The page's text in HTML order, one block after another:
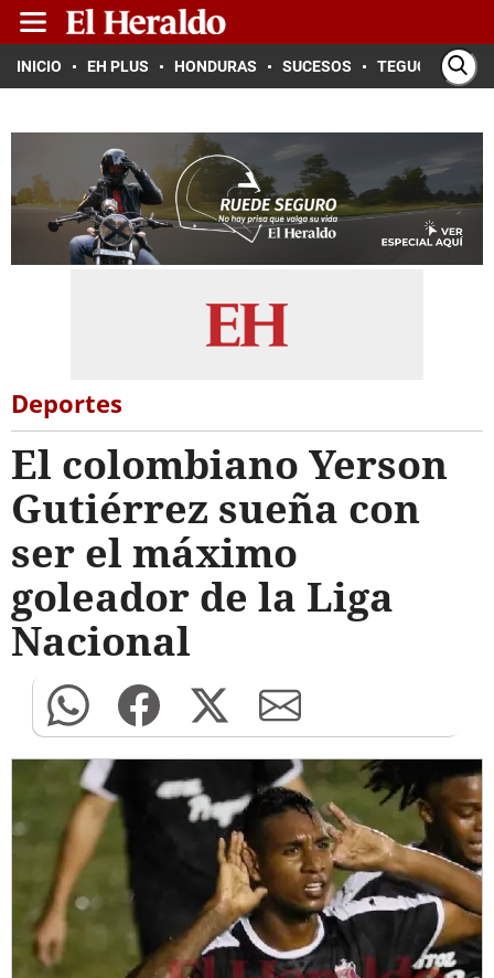
INICIO EH PLUS HONDURAS SUCESOS TEGUCIGALPA
Deportes
El colombiano Yerson
Gutiérrez sueña con
ser el máximo
goleador de la Liga
Nacional